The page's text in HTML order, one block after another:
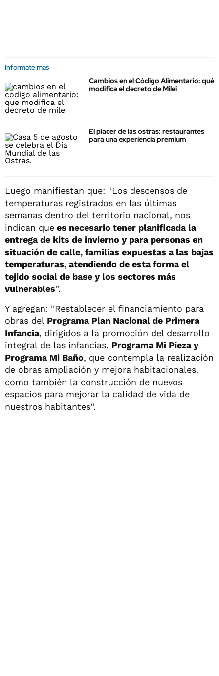
Informate más
Cambios en el Código Alimentario: qué
modifica el decreto de Milei
El placer de las ostras: restaurantes
para una experiencia premium
Luego manifiestan que: ''Los descensos de
temperaturas registrados en las últimas
semanas dentro del territorio nacional, nos
indican que es necesario tener planificada la
entrega de kits de invierno y para personas en
situación de calle, familias expuestas a las bajas
temperaturas, atendiendo de esta forma el
tejido social de base y los sectores más
vulnerables''.
Y agregan: ''Restablecer el financiamiento para
obras del Programa Plan Nacional de Primera
Infancia, dirigidos a la promoción del desarrollo
integral de las infancias. Programa Mi Pieza y
Programa Mi Baño, que contempla la realización
de obras ampliación y mejora habitacionales,
como también la construcción de nuevos
espacios para mejorar la calidad de vida de
nuestros habitantes''.